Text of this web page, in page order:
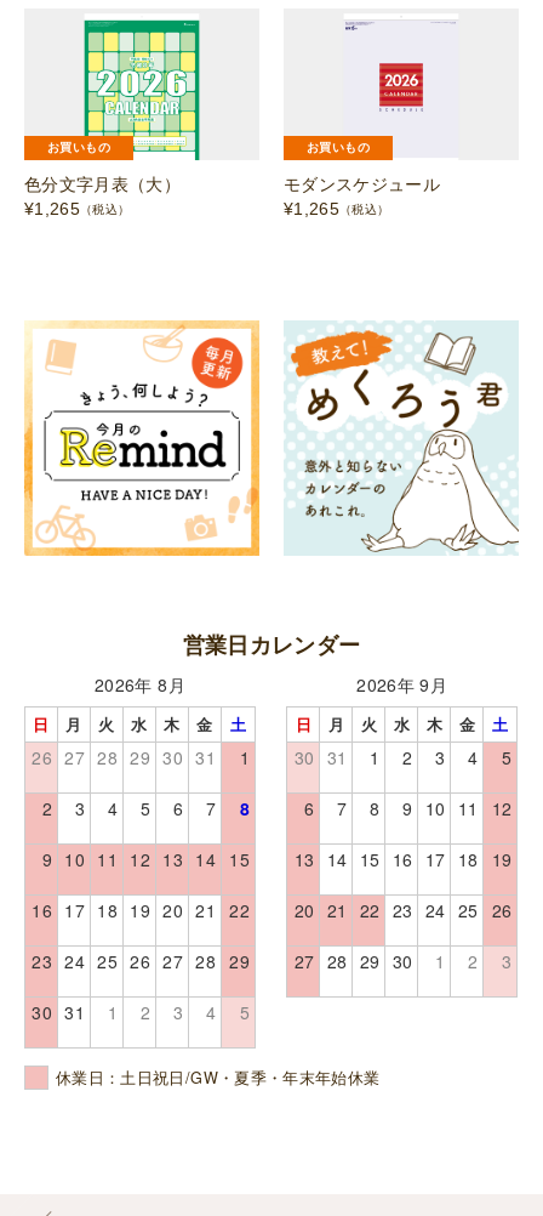
お買いもの
色分文字月表（大）
¥1,265 （税込）
お買いもの
モダンスケジュール
¥1,265 （税込）
営業日カレンダー
2026年 8月
日 月 火 水 木 金 土
26 27 28 29 30 31 1
2 3 4 5 6 7 8
9 10 11 12 13 14 15
16 17 18 19 20 21 22
23 24 25 26 27 28 29
30 31 1 2 3 4 5
2026年 9月
日 月 火 水 木 金 土
30 31 1 2 3 4 5
6 7 8 9 10 11 12
13 14 15 16 17 18 19
20 21 22 23 24 25 26
27 28 29 30 1 2 3
休業日：土日祝日/GW・夏季・年末年始休業